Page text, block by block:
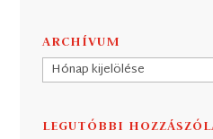
ARCHÍVUM
Archívum
LEGUTÓBBI